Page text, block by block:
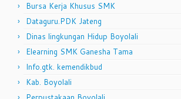
Bursa Kerja Khusus SMK
Dataguru.PDK Jateng
Dinas lingkungan Hidup Boyolali
Elearning SMK Ganesha Tama
Info.gtk. kemendikbud
Kab. Boyolali